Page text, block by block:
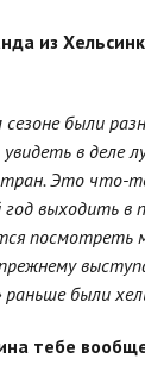
из
были
в деле
Это что-
выходить в
посмотреть
были
тебе